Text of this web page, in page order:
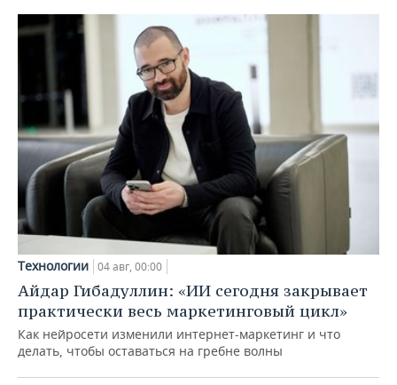
Технологии 04 авг, 00:00
Айдар Гибадуллин: «ИИ сегодня закрывает
практически весь маркетинговый цикл»
Как нейросети изменили интернет-маркетинг и что
делать, чтобы оставаться на гребне волны